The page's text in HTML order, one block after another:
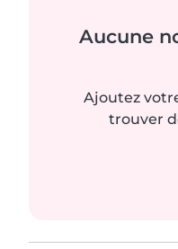
Aucune
Ajoutez
trouver